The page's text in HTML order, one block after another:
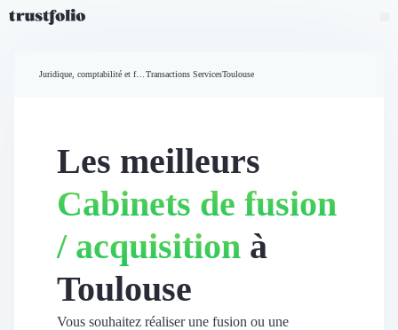
Widgets d'avis
Partage d’avis multicanal
Vidéo de témoignage
Intent data
Révéler le réseau
Vitrine & média
Suivi du ROI
Accueil
Juridique, comptabilité et finances Transactions ServicesToulouse
Les meilleurs
Cabinets de fusion
/ acquisition à
Toulouse
Vous souhaitez réaliser une fusion ou une